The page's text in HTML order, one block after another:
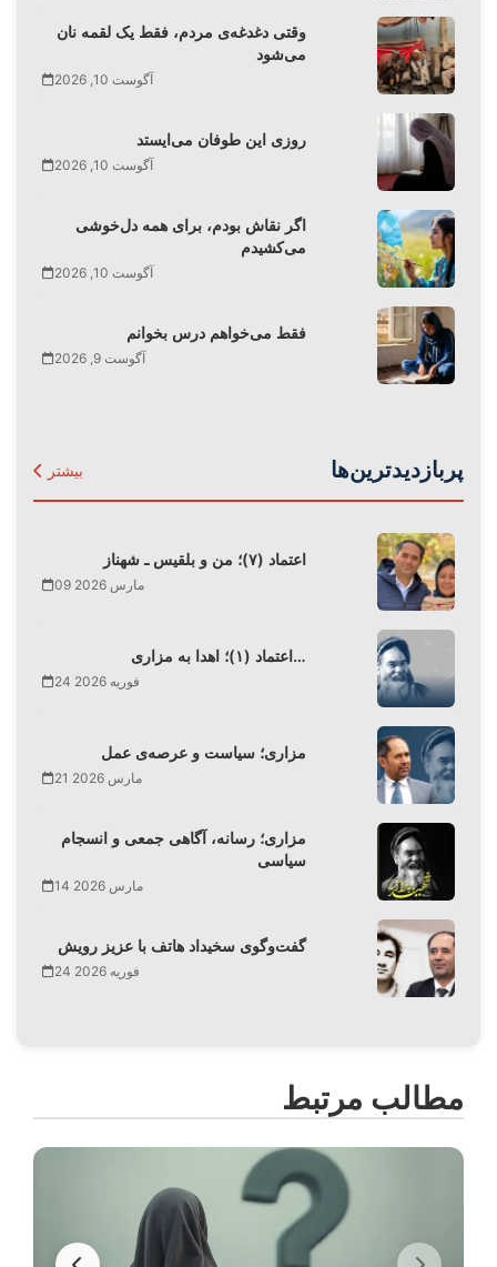
وقتی دغدغه‌ی مردم، فقط یک لقمه نان
می‌شود
آگوست 10, 2026
روزی این طوفان‌ می‌ایستد
آگوست 10, 2026
اگر نقاش بودم، برای همه دل‌خوشی
می‌کشیدم
آگوست 10, 2026
فقط می‌‌خواهم درس بخوانم
آگوست 9, 2026
پربازدیدترین‌ها بیشتر
اعتماد (۷)؛ من و بلقیس ـ شهناز
09 مارس 2026
اعتماد (۱)؛ اهدا به مزاری…
24 فوریه 2026
مزاری؛ سیاست و عرصه‌ی عمل
21 مارس 2026
مزاری؛ رسانه، آگاهی جمعی و انسجام
سیاسی
14 مارس 2026
گفت‌وگوی سخیداد هاتف با عزیز رویش
24 فوریه 2026
مطالب مرتبط